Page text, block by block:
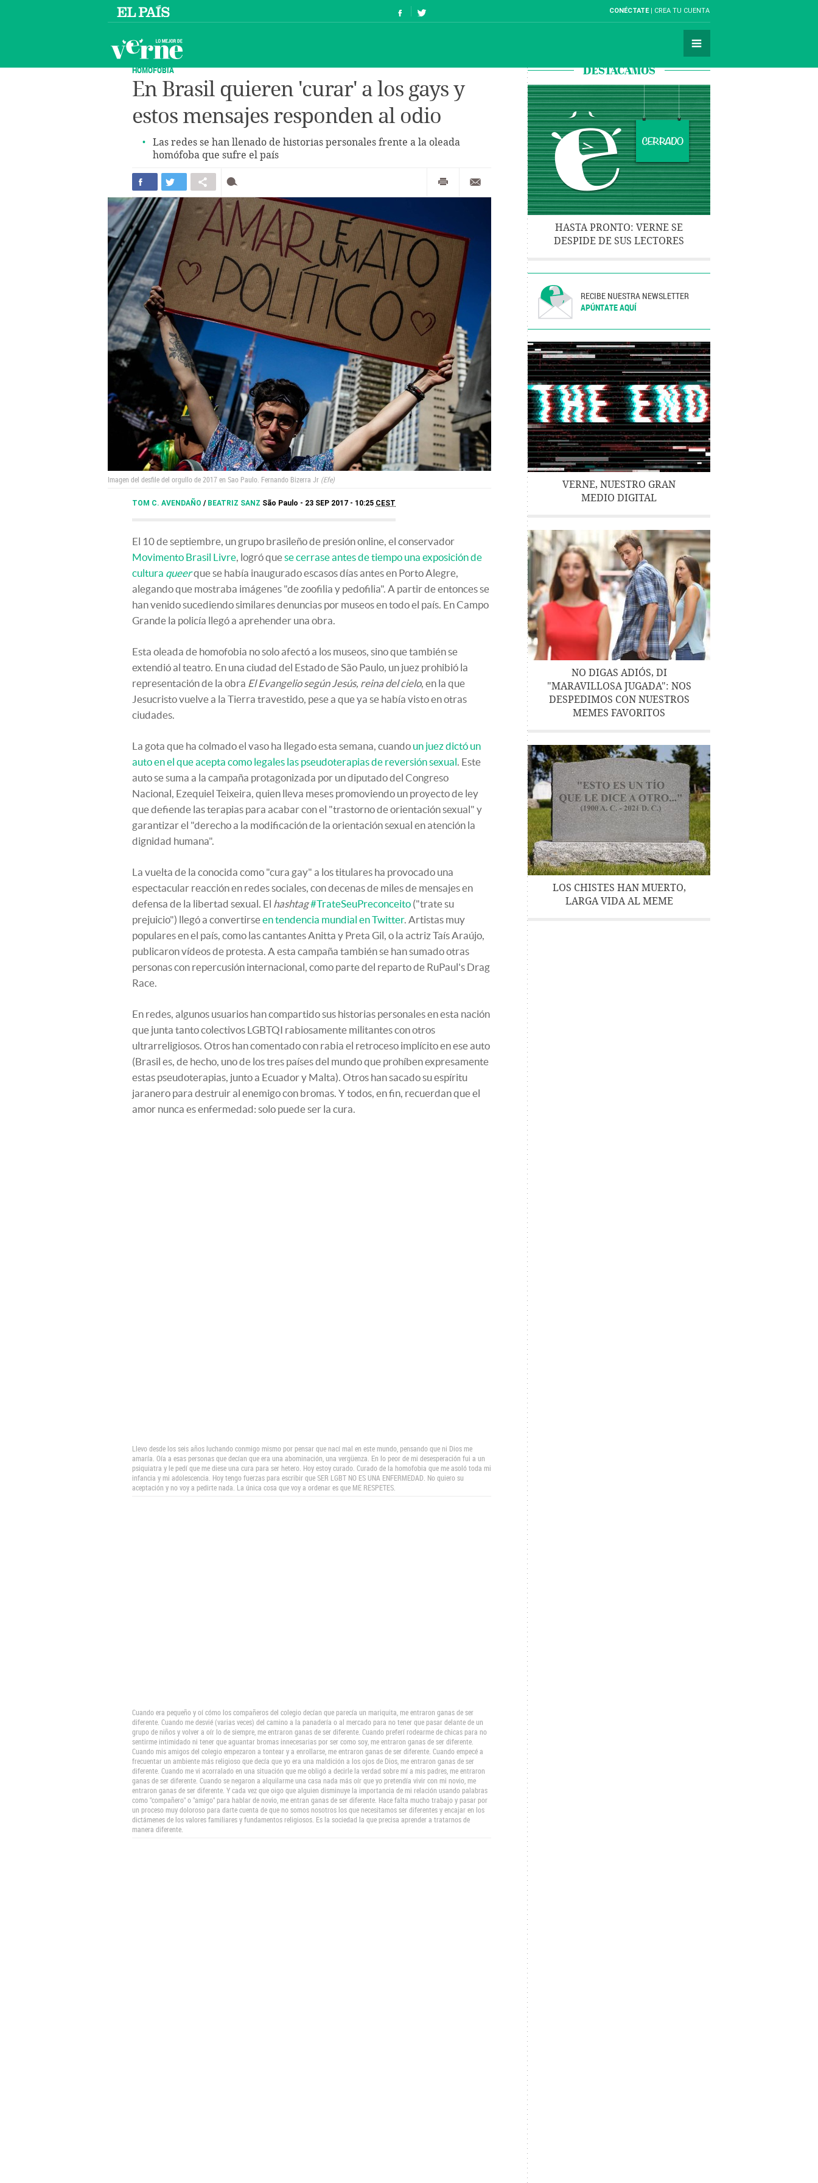
CONÉCTATE CREA TU CUENTA
HOMOFOBIA
En Brasil quieren 'curar' a los gays y
estos mensajes responden al odio
Las redes se han llenado de historias personales frente a la oleada
homófoba que sufre el país
Imagen del desfile del orgullo de 2017 en Sao Paulo. Fernando Bizerra Jr Efe
TOM C. AVENDAÑO / BEATRIZ SANZ São Paulo 23 SEP 2017 - 10:25 CEST
El 10 de septiembre, un grupo brasileño de presión online, el conservador
Movimento Brasil Livre, logró quese cerrase antes de tiempo una exposición de
cultura queerque se había inaugurado escasos días antes en Porto Alegre,
alegando que mostraba imágenes "de zoofilia y pedofilia". A partir de entonces se
han venido sucediendo similares denuncias por museos en todo el país. En Campo
Grande la policía llegó a aprehender una obra.
Esta oleada de homofobia no solo afectó a los museos, sino que también se
extendió al teatro. En una ciudad del Estado de São Paulo, un juez prohibió la
representación de la obra El Evangelio según Jesús, reina del cielo, en la que
Jesucristo vuelve a la Tierra travestido, pese a que ya se había visto en otras
ciudades.
La gota que ha colmado el vaso ha llegado esta semana, cuando un juez dictó un
auto en el que acepta como legales las pseudoterapias de reversión sexual. Este
auto se suma a la campaña protagonizada por un diputado del Congreso
Nacional, Ezequiel Teixeira, quien lleva meses promoviendo un proyecto de ley
que defiende las terapias para acabar con el "trastorno de orientación sexual" y
garantizar el "derecho a la modificación de la orientación sexual en atención la
dignidad humana".
La vuelta de la conocida como "cura gay" a los titulares ha provocado una
espectacular reacción en redes sociales, con decenas de miles de mensajes en
defensa de la libertad sexual. El hashtag#TrateSeuPreconceito ("trate su
prejuicio") llegó a convertirseen tendencia mundial en Twitter. Artistas muy
populares en el país, como las cantantes Anitta y Preta Gil, o la actriz Taís Araújo,
publicaron vídeos de protesta. A esta campaña también se han sumado otras
personas con repercusión internacional, como parte del reparto de RuPaul's Drag
Race.
En redes, algunos usuarios han compartido sus historias personales en esta nación
que junta tanto colectivos LGBTQI rabiosamente militantes con otros
ultrarreligiosos. Otros han comentado con rabia el retroceso implícito en ese auto
(Brasil es, de hecho, uno de los tres países del mundo que prohíben expresamente
estas pseudoterapias, junto a Ecuador y Malta). Otros han sacado su espíritu
jaranero para destruir al enemigo con bromas. Y todos, en fin, recuerdan que el
amor nunca es enfermedad: solo puede ser la cura.
Llevo desde los seis años luchando conmigo mismo por pensar que nací mal en este mundo, pensando que ni Dios me
amaría. Oía a esas personas que decían que era una abominación, una vergüenza. En lo peor de mi desesperación fui a un
psiquiatra y le pedí que me diese una cura para ser hetero. Hoy estoy curado. Curado de la homofobia que me asoló toda mi
infancia y mi adolescencia. Hoy tengo fuerzas para escribir que SER LGBT NO ES UNA ENFERMEDAD. No quiero su
aceptación y no voy a pedirte nada. La única cosa que voy a ordenar es que ME RESPETES.
Cuando era pequeño y oí cómo los compañeros del colegio decían que parecía un mariquita, me entraron ganas de ser
diferente. Cuando me desvié (varias veces) del camino a la panadería o al mercado para no tener que pasar delante de un
grupo de niños y volver a oír lo de siempre, me entraron ganas de ser diferente. Cuando preferí rodearme de chicas para no
sentirme intimidado ni tener que aguantar bromas innecesarias por ser como soy, me entraron ganas de ser diferente.
Cuando mis amigos del colegio empezaron a tontear y a enrollarse, me entraron ganas de ser diferente. Cuando empecé a
frecuentar un ambiente más religioso que decía que yo era una maldición a los ojos de Dios, me entraron ganas de ser
diferente. Cuando me vi acorralado en una situación que me obligó a decirle la verdad sobre mí a mis padres, me entraron
ganas de ser diferente. Cuando se negaron a alquilarme una casa nada más oír que yo pretendía vivir con mi novio, me
entraron ganas de ser diferente. Y cada vez que oigo que alguien disminuye la importancia de mi relación usando palabras
como "compañero" o "amigo" para hablar de novio, me entran ganas de ser diferente. Hace falta mucho trabajo y pasar por
un proceso muy doloroso para darte cuenta de que no somos nosotros los que necesitamos ser diferentes y encajar en los
dictámenes de los valores familiares y fundamentos religiosos. Es la sociedad la que precisa aprender a tratarnos de
manera diferente.
DESTACAMOS
HASTA PRONTO: VERNE SE
DESPIDE DE SUS LECTORES
RECIBE NUESTRA NEWSLETTER
APÚNTATE AQUÍ
VERNE, NUESTRO GRAN
MEDIO DIGITAL
NO DIGAS ADIÓS, DI
"MARAVILLOSA JUGADA": NOS
DESPEDIMOS CON NUESTROS
MEMES FAVORITOS
LOS CHISTES HAN MUERTO,
LARGA VIDA AL MEME